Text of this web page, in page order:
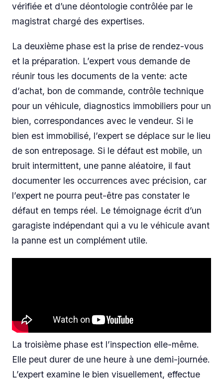
vérifiée et d’une déontologie contrôlée par le
magistrat chargé des expertises.
La deuxième phase est la prise de rendez-vous
et la préparation. L’expert vous demande de
réunir tous les documents de la vente: acte
d’achat, bon de commande, contrôle technique
pour un véhicule, diagnostics immobiliers pour un
bien, correspondances avec le vendeur. Si le
bien est immobilisé, l’expert se déplace sur le lieu
de son entreposage. Si le défaut est mobile, un
bruit intermittent, une panne aléatoire, il faut
documenter les occurrences avec précision, car
l’expert ne pourra peut-être pas constater le
défaut en temps réel. Le témoignage écrit d’un
garagiste indépendant qui a vu le véhicule avant
la panne est un complément utile.
La troisième phase est l’inspection elle-même.
Elle peut durer de une heure à une demi-journée.
L’expert examine le bien visuellement, effectue